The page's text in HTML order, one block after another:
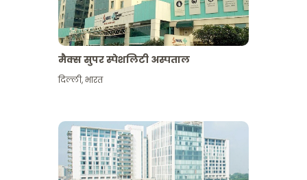
मैक्स सुपर स्पेशलिटी अस्पताल
दिल्ली,भारत